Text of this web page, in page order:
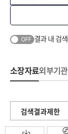
OFF 결과 내 검색
소장자료외부기
검색결과제한